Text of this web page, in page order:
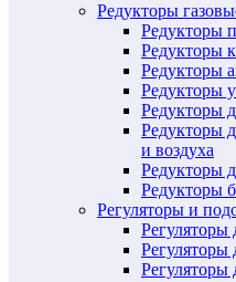
Редукторы
Редукторы
Редукторы
Редукторы
Редукторы
Редукторы
Редукторы
и воздуха
Редукторы
Редукторы
Регуляторы и
Регуляторы
Регуляторы
Регуляторы